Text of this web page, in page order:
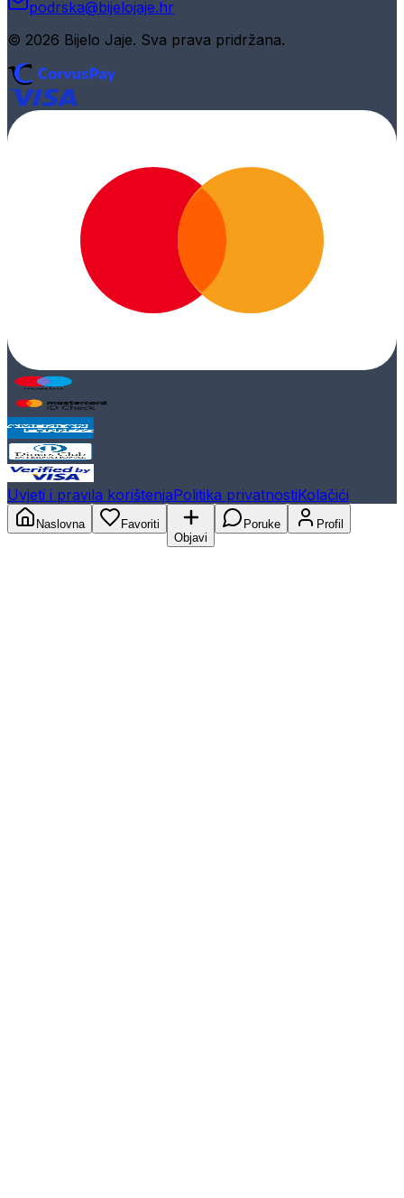
podrska@bijelojaje.hr
© 2026 Bijelo Jaje. Sva prava pridržana.
Uvjeti i pravila korištenjaPolitika privatnostiKolačići
Naslovna
Favoriti
Objavi
Poruke Profil